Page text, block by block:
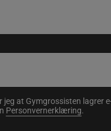
jeg at Gymgrossisten lagrer
Personvernerklæring.